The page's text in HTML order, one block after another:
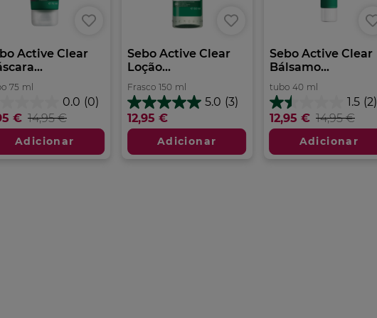
Active Clear
75 ml
0.0 (0)
€ 14,95 €
Adicionar
Sebo Active Clear
Loção...
Frasco 150 ml
5.0 (3)
5.0
em
5
estrelas.
3
12,95 €
Adicionar
Sebo Active Clear
Bálsamo...
tubo 40 ml
1.5 (2)
1.5
em
5
estrelas.
2
12,95 € 14,95 €
Adicionar